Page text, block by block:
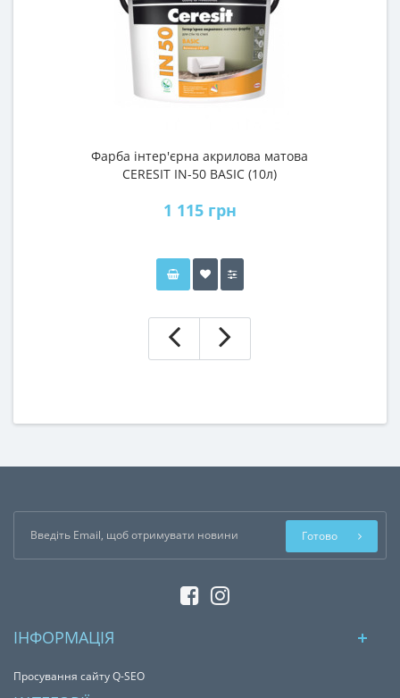
Фарба інтер'єрна акрилова матова
CERESIT IN-50 BASIC (10л)
1 115 грн
Готово
ІНФОРМАЦІЯ
Просування сайту Q-SEO